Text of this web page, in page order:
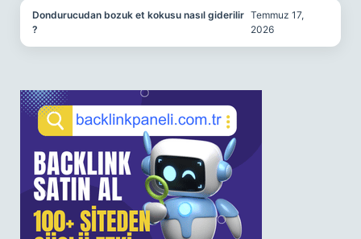
Dondurucudan bozuk et kokusu nasıl giderilir
?
Temmuz 17,
2026